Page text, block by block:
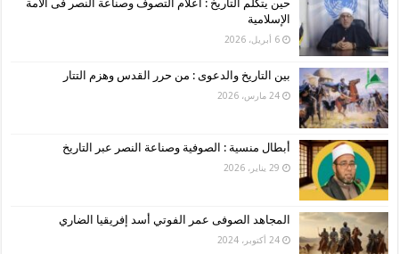
حين يتكلم التاريخ : أعلام التصوف وصناعة النصر فى الأمة
الإسلامية
6 أبريل، 2026
بين التاريخ والدعوى : من حرر القدس وهزم التتار
24 مارس، 2026
أبطال منسية : الصوفية وصناعة النصر عبر التاريخ
29 يناير، 2026
المجاهد الصوفى عمر الفوتي أسد إفريقيا الضاري
24 أكتوبر، 2024